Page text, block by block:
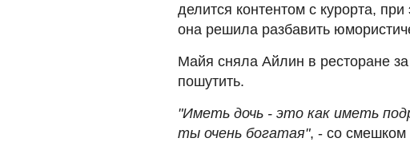
делится контентом с курорта,
она решила разбавить
Майя сняла Айлин в ресторане
пошутить.
"Иметь дочь - это как иметь
ты очень богатая", - со смешком